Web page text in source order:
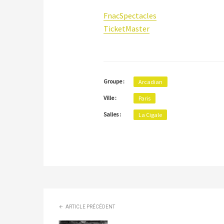
FnacSpectacles
TicketMaster
Groupe : Arcadian
Ville : Paris
Salles : La Cigale
ARTICLE PRÉCÉDENT